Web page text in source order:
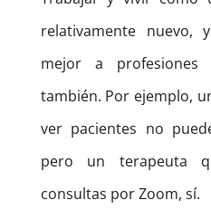
relativamente
mejor a profesiones
también. Por ejemplo,
ver pacientes no
pero un terapeuta
consultas por Zoom, sí.